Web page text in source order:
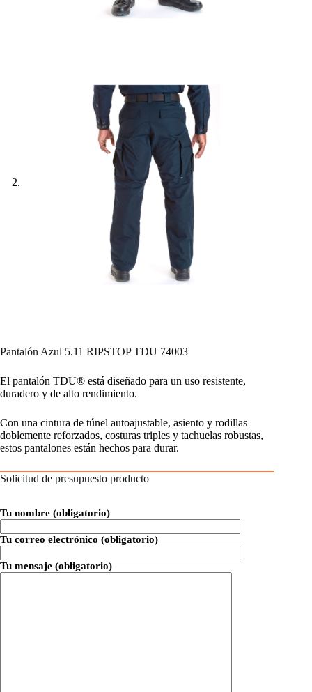
Pantalón Azul 5.11 RIPSTOP TDU 74003
El pantalón TDU® está diseñado para un uso resistente,
duradero y de alto rendimiento.
Con una cintura de túnel autoajustable, asiento y rodillas
doblemente reforzados, costuras triples y tachuelas robustas,
estos pantalones están hechos para durar.
Solicitud de presupuesto producto
Tu nombre (obligatorio)
Tu correo electrónico (obligatorio)
Tu mensaje (obligatorio)